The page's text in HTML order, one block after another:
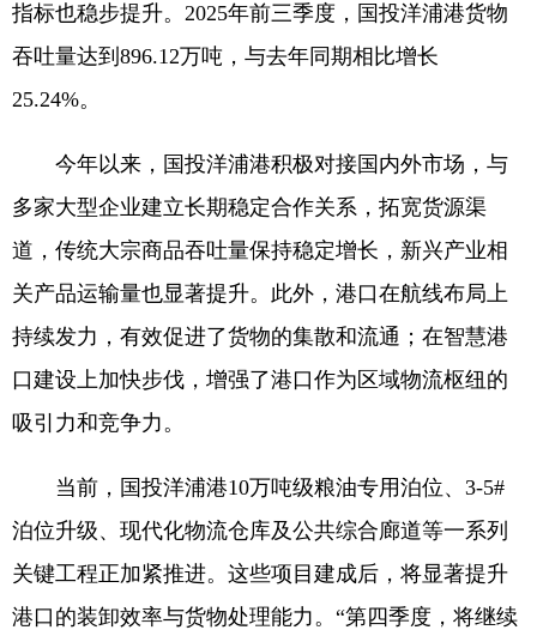
指标也稳步提升。2025年前三季度，国投洋浦港货物
吞吐量达到896.12万吨，与去年同期相比增长
25.24%。
今年以来，国投洋浦港积极对接国内外市场，与
多家大型企业建立长期稳定合作关系，拓宽货源渠
道，传统大宗商品吞吐量保持稳定增长，新兴产业相
关产品运输量也显著提升。此外，港口在航线布局上
持续发力，有效促进了货物的集散和流通；在智慧港
口建设上加快步伐，增强了港口作为区域物流枢纽的
吸引力和竞争力。
当前，国投洋浦港10万吨级粮油专用泊位、3-5#
泊位升级、现代化物流仓库及公共综合廊道等一系列
关键工程正加紧推进。这些项目建成后，将显著提升
港口的装卸效率与货物处理能力。“第四季度，将继续